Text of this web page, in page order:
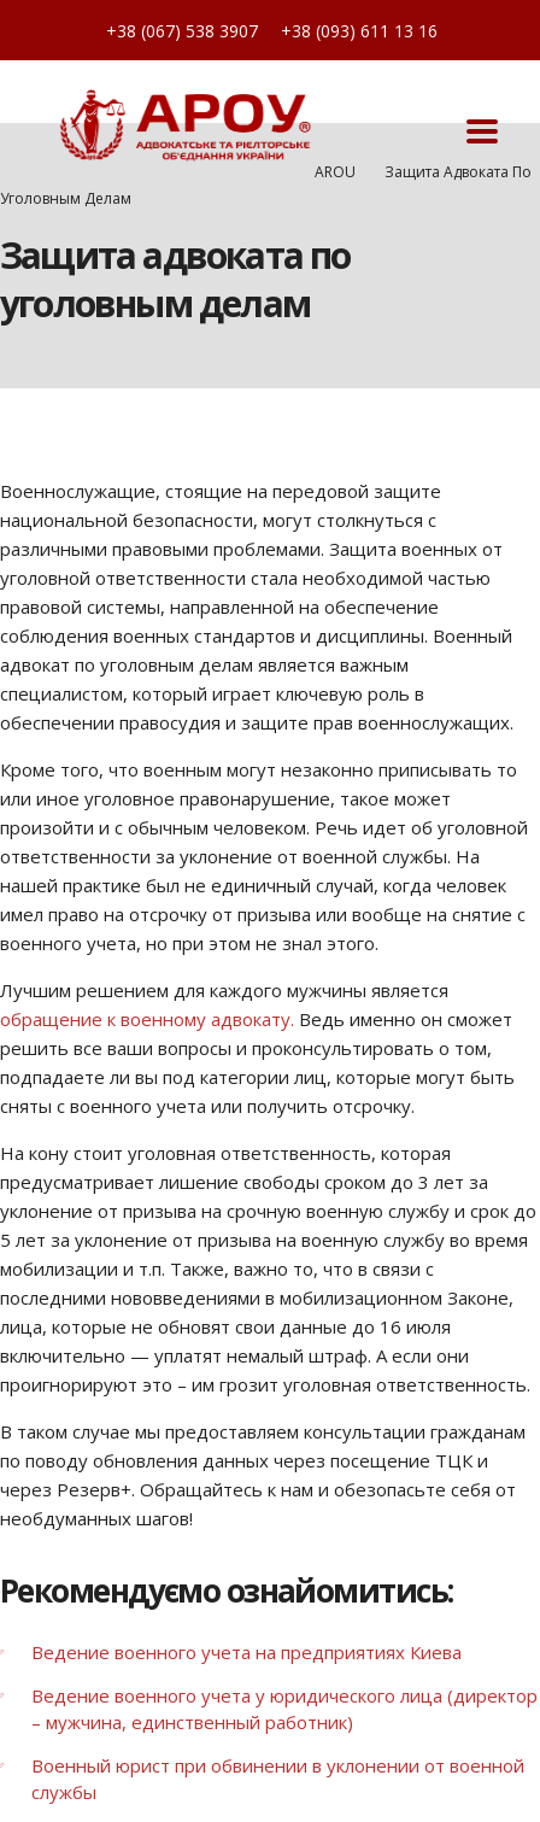
+38 (067) 538 3907 +38 (093) 611 13 16
AROU
Защита Адвоката По
Уголовным Делам
Защита адвоката по
уголовным делам
Военнослужащие, стоящие на передовой защите
национальной безопасности, могут столкнуться с
различными правовыми проблемами. Защита военных от
уголовной ответственности стала необходимой частью
правовой системы, направленной на обеспечение
соблюдения военных стандартов и дисциплины. Военный
адвокат по уголовным делам является важным
специалистом, который играет ключевую роль в
обеспечении правосудия и защите прав военнослужащих.
Кроме того, что военным могут незаконно приписывать то
или иное уголовное правонарушение, такое может
произойти и с обычным человеком. Речь идет об уголовной
ответственности за уклонение от военной службы. На
нашей практике был не единичный случай, когда человек
имел право на отсрочку от призыва или вообще на снятие с
военного учета, но при этом не знал этого.
Лучшим решением для каждого мужчины является
обращение к военному адвокату. Ведь именно он сможет
решить все ваши вопросы и проконсультировать о том,
подпадаете ли вы под категории лиц, которые могут быть
сняты с военного учета или получить отсрочку.
На кону стоит уголовная ответственность, которая
предусматривает лишение свободы сроком до 3 лет за
уклонение от призыва на срочную военную службу и срок до
5 лет за уклонение от призыва на военную службу во время
мобилизации и т.п. Также, важно то, что в связи с
последними нововведениями в мобилизационном Законе,
лица, которые не обновят свои данные до 16 июля
включительно — уплатят немалый штраф. А если они
проигнорируют это – им грозит уголовная ответственность.
В таком случае мы предоставляем консультации гражданам
по поводу обновления данных через посещение ТЦК и
через Резерв+. Обращайтесь к нам и обезопасьте себя от
необдуманных шагов!
Рекомендуємо ознайомитись:
Ведение военного учета на предприятиях Киева
Ведение военного учета у юридического лица (директор
– мужчина, единственный работник)
Военный юрист при обвинении в уклонении от военной
службы